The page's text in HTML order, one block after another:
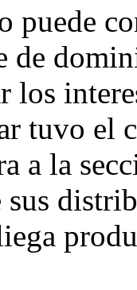
puede
de
los
tuvo el
a la